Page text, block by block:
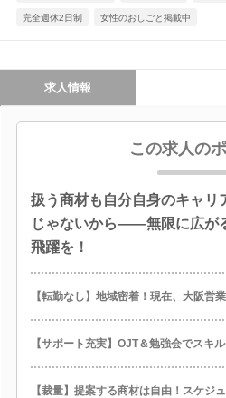
完全週休2日制 女性のおしごと掲載中
求人情報
この求人の
扱う商材も自分自身のキャリ
じゃないから――無限に広が
飛躍を！
【転勤なし】地域密着！現在、大阪営
【サポート充実】OJT＆勉強会でスキ
【裁量】提案する商材は自由！スケジ